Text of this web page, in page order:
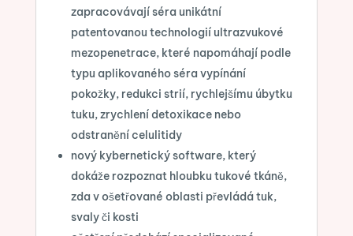
zapracovávají séra unikátní
patentovanou technologií ultrazvukové
mezopenetrace, které napomáhají podle
typu aplikovaného séra vypínání
pokožky, redukci strií, rychlejšímu úbytku
tuku, zrychlení detoxikace nebo
odstranění celulitidy
nový kybernetický software, který
dokáže rozpoznat hloubku tukové tkáně,
zda v ošetřované oblasti převládá tuk,
svaly či kosti